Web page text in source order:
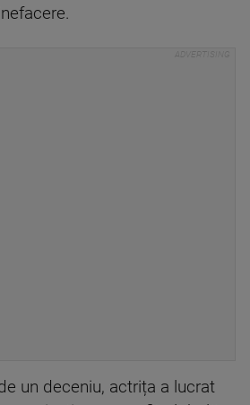
un deceniu, actrița a lucrat